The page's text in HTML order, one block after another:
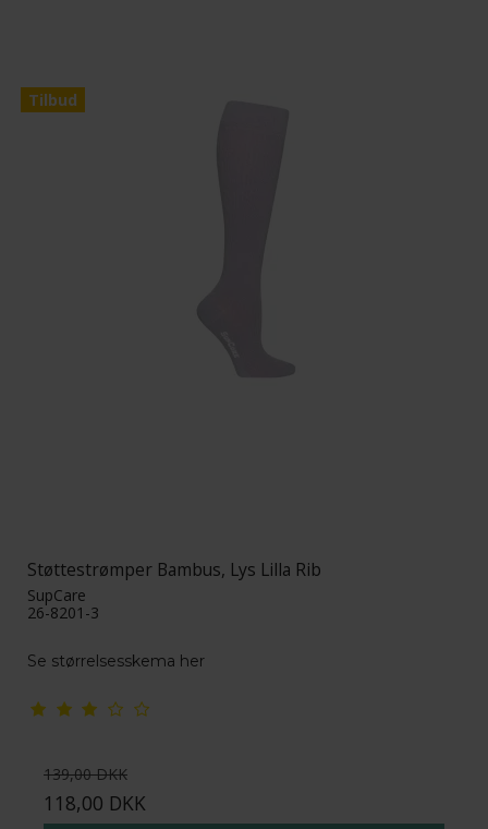
Tilbud
Støttestrømper Bambus, Lys Lilla Rib
SupCare
26-8201-3
Se størrelsesskema her
139,00 DKK
118,00 DKK